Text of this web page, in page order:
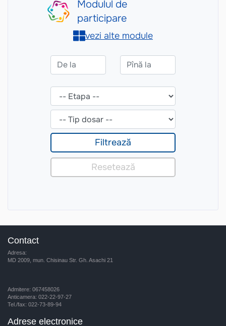
Contact
Adresa:
MD 2009, mun. Chisinau Str. Gh. Asachi 21
Admitere: 067458026
Anticamera: 022-22-97-27
Tel./fax: 022-73-89-94
Adrese electronice